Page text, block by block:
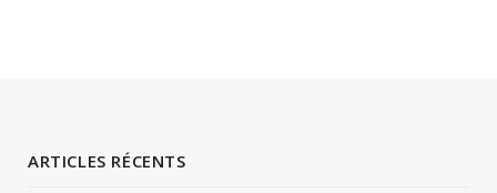
ARTICLES RÉCENTS